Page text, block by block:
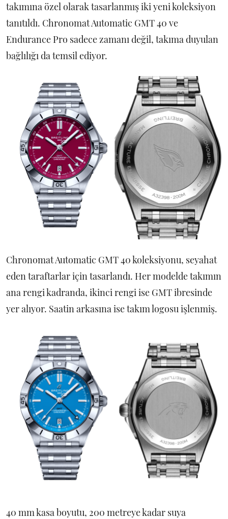
takımına özel olarak tasarlanmış iki yeni koleksiyon
tanıtıldı. Chronomat Automatic GMT 40 ve
Endurance Pro sadece zamanı değil, takıma duyulan
bağlılığı da temsil ediyor.
Chronomat Automatic GMT 40 koleksiyonu, seyahat
eden taraftarlar için tasarlandı. Her modelde takımın
ana rengi kadranda, ikinci rengi ise GMT ibresinde
yer alıyor. Saatin arkasına ise takım logosu işlenmiş.
40 mm kasa boyutu, 200 metreye kadar suya